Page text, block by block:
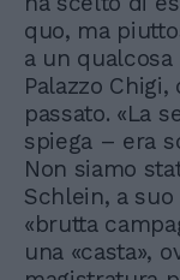
quo, ma
a un
Palazzo
passato. «La
spiega – era
Non siamo
Schlein, a
«brutta
una «casta»,